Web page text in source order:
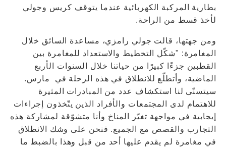
بطارية المركبة الكهربائية عندما يتوقف كريس وجولي
لأخذ قسط من الراحة.
ومن جهتها، قالت جولي رامزي، مساعدة السائق خلال
المغامرة: "شكّل التخطيط والاستعداد للمغامرة بين
القطبين جزءًا كبيرًا من حياتنا خلال السنوات الأربع
الماضية، وأتطلّع للانطلاق في هذه الرحلة في مارس.
سيتسنّى لنا استكشاف عدد من المبادرات المثيرة
للاهتمام لدى المجتمعات والأفراد الذين يتّخذون إجراءات
إيجابية في مواجهة تغيّر المناخ وأنا متشوّقة لمشاركة هذه
التجارب والقصص مع الجميع. فنحن على وشك الانطلاق
في مغامرة لم يقدم عليها أحد من قبل وهذا بالضبط ما